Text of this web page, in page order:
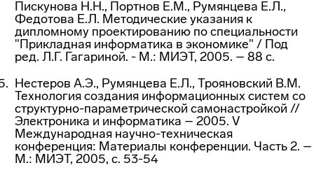
Пискунова Н.Н., Портнов Е.М., Румянцева Е.Л.,
Федотова Е.Л. Методические указания к
дипломному проектированию по специальности
"Прикладная информатика в экономике" / Под
ред. Л.Г. Гагариной. - М.: МИЭТ, 2005. – 88 с.
Нестеров А.Э., Румянцева Е.Л., Трояновский В.М.
Технология создания информационных систем со
структурно-параметрической самонастройкой //
Электроника и информатика – 2005. V
Международная научно-техническая
конференция: Материалы конференции. Часть 2. –
М.: МИЭТ, 2005, с. 53-54